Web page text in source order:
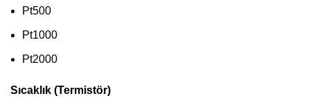
Pt500
Pt1000
Pt2000
Sıcaklık (Termistör)